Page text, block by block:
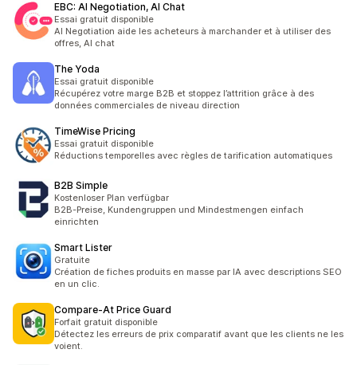
EBC: AI Negotiation, AI Chat
Essai gratuit disponible
AI Negotiation aide les acheteurs à marchander et à utiliser des
offres, AI chat
The Yoda
Essai gratuit disponible
Récupérez votre marge B2B et stoppez l’attrition grâce à des
données commerciales de niveau direction
TimeWise Pricing
Essai gratuit disponible
Réductions temporelles avec règles de tarification automatiques
B2B Simple
Kostenloser Plan verfügbar
B2B-Preise, Kundengruppen und Mindestmengen einfach
einrichten
Smart Lister
Gratuite
Création de fiches produits en masse par IA avec descriptions SEO
en un clic.
Compare‑At Price Guard
Forfait gratuit disponible
Détectez les erreurs de prix comparatif avant que les clients ne les
voient.